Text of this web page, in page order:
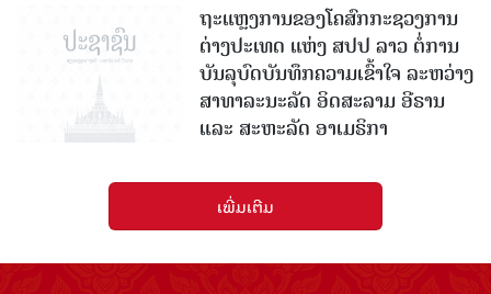
ຖະແຫຼງການຂອງໂຄສົກກະຊວງການ
ຕ່າງປະເທດ ແຫ່ງ ສປປ ລາວ ຕໍ່ການ
ບັນລຸບົດບັນທຶກຄວາມເຂົ້າໃຈ ລະຫວ່າງ
ສາທາລະນະລັດ ອິດສະລາມ ອີຣານ
ແລະ ສະຫະລັດ ອາເມຣິກາ
ເພີ່ມເຕີມ